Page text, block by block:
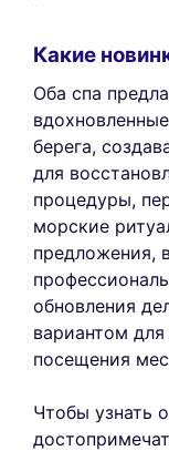
Какие
Оба спа
берега,
для
процедуры,
морские
предложения,
обновления
вариантом
посещения
Чтобы узнать